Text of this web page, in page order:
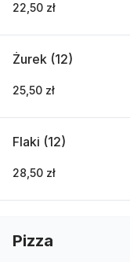
22,50 zł
Żurek (12)
25,50 zł
Flaki (12)
28,50 zł
Pizza